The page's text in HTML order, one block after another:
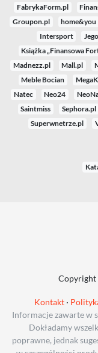
FabrykaForm.pl
Groupon.pl
home&you
Intersport
Książka „Finansowa
Madnezz.pl
Mall.pl
Meble Bocian
Natec
Neo24
Saintmiss
Sephora.pl
Superwnetrze.pl
Kontakt ·
Informacje zawarte w
Dokładamy
poprawne, jednak